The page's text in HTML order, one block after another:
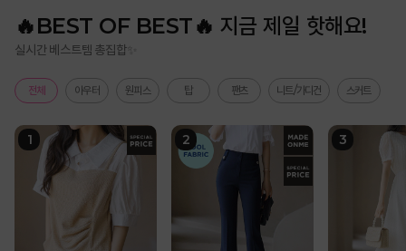
🔥BEST OF BEST🔥 지금 제일 핫해요!
실시간 베스트템 총집합✨
전체 아우터 원피스 탑 팬츠 니트/가디건 스커트